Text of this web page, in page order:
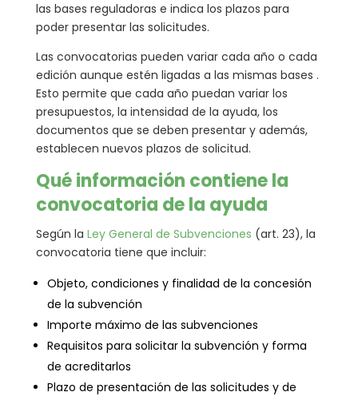
las bases reguladoras e indica los plazos para
poder presentar las solicitudes.
Las convocatorias pueden variar cada año o cada
edición aunque estén ligadas a las mismas bases .
Esto permite que cada año puedan variar los
presupuestos, la intensidad de la ayuda, los
documentos que se deben presentar y además,
establecen nuevos plazos de solicitud.
Qué información contiene la
convocatoria de la ayuda
Según la Ley General de Subvenciones (art. 23), la
convocatoria tiene que incluir:
Objeto, condiciones y finalidad de la concesión
de la subvención
Importe máximo de las subvenciones
Requisitos para solicitar la subvención y forma
de acreditarlos
Plazo de presentación de las solicitudes y de